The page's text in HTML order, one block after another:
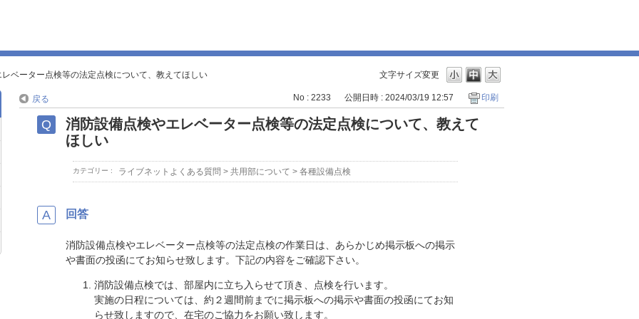
文字サイズ変更
ベーター点検等の法定点検について、教えてほしい
戻る No : 2233 公開日時 : 2024/03/19 12:57 印刷
消防設備点検やエレベーター点検等の法定点検について、教えて
ほしい
カテゴリー : ライブネットよくある質問 > 共用部について > 各種設備点検
回答
消防設備点検やエレベーター点検等の法定点検の作業日は、あらかじめ掲示板への掲示
や書面の投函にてお知らせ致します。下記の内容をご確認下さい。
消防設備点検では、部屋内に立ち入らせて頂き、点検を行います。
実施の日程については、約２週間前までに掲示板への掲示や書面の投函にてお知
らせ致しますので、在宅のご協力をお願い致します。